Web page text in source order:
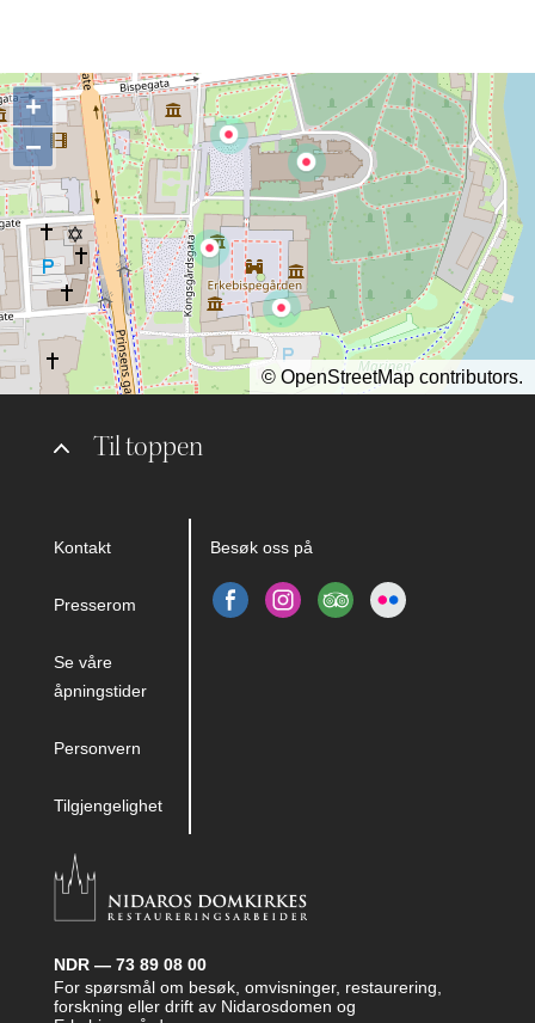
Til toppen
Kontakt
Presserom
Se våre
åpningstider
Personvern
Tilgjengelighet
Besøk oss på
NDR — 73 89 08 00
For spørsmål om besøk, omvisninger, restaurering,
forskning eller drift av Nidarosdomen og
+
−
© OpenStreetMap contributors.